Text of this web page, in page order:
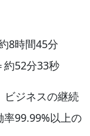
8時間45分
約52分33秒
ビジネスの継続
99.99%以上の